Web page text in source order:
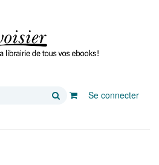
Rechercher
Se connecter